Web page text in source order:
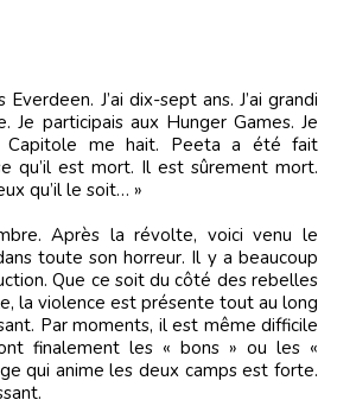
Everdeen. J’ai dix-sept ans. J’ai grandi
Je participais aux Hunger Games. Je
Capitole me hait. Peeta a été fait
qu’il est mort. Il est sûrement mort.
qu’il le soit… »
Après la révolte, voici venu le
toute son horreur. Il y a beaucoup
Que ce soit du côté des rebelles
la violence est présente tout au long
Par moments, il est même difficile
finalement les « bons » ou les «
qui anime les deux camps est forte.